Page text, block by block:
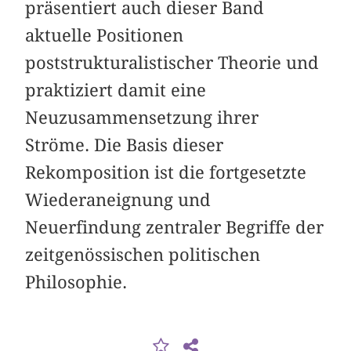
präsentiert auch dieser Band
aktuelle Positionen
poststrukturalistischer Theorie und
praktiziert damit eine
Neuzusammensetzung ihrer
Ströme. Die Basis dieser
Rekomposition ist die fortgesetzte
Wiederaneignung und
Neuerfindung zentraler Begriffe der
zeitgenössischen politischen
Philosophie.